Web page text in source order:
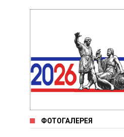
ФОТОГАЛЕРЕЯ